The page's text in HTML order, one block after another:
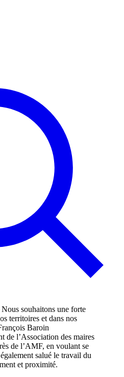
de l’Association des maires
de l’AMF, en voulant se
salué le travail du
et proximité.